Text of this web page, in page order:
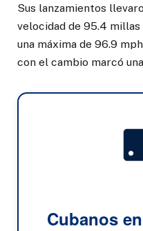
Sus lanzamientos
velocidad de 95.4
una máxima de 96.9
con el cambio marcó
Cubanos